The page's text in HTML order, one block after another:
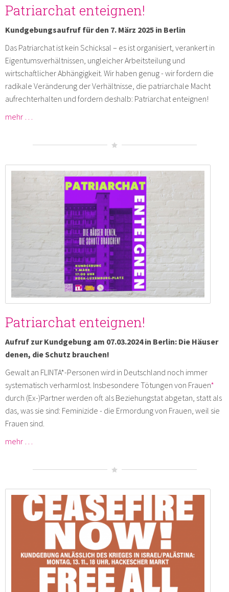
Patriarchat enteignen!
Kundgebungsaufruf für den 7. März 2025 in Berlin
Das Patriarchat ist kein Schicksal – es ist organisiert, verankert in
Eigentumsverhältnissen, ungleicher Arbeitsteilung und
wirtschaftlicher Abhängigkeit. Wir haben genug - wir fordern die
radikale Veränderung der Verhältnisse, die patriarchale Macht
aufrechterhalten und fordern deshalb: Patriarchat enteignen!
mehr …
Patriarchat enteignen!
Aufruf zur Kundgebung am 07.03.2024 in Berlin: Die Häuser
denen, die Schutz brauchen!
Gewalt an FLINTA*-Personen wird in Deutschland noch immer
systematisch verharmlost. Insbesondere Tötungen von Frauen*
durch (Ex-)Partner werden oft als Beziehungstat abgetan, statt als
das, was sie sind: Feminizide - die Ermordung von Frauen, weil sie
Frauen sind.
mehr …